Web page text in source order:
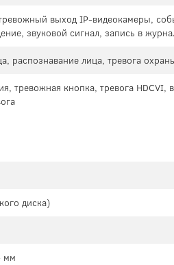
выход IP-видеокамеры,
звуковой сигнал, запись в
распознавание лица, тревога
тревожная кнопка, тревога HDCVI,
диска)
мм